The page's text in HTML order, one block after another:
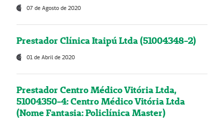
07 de Agosto de 2020
Prestador Clínica Itaipú Ltda (51004348-2)
01 de Abril de 2020
Prestador Centro Médico Vitória Ltda,
51004350-4: Centro Médico Vitória Ltda
(Nome Fantasia: Policlínica Master)